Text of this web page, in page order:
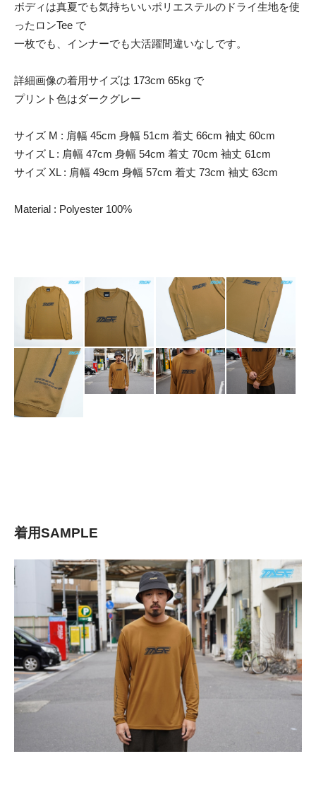
ボディは真夏でも気持ちいいポリエステルのドライ生地を使
ったロンTee で
一枚でも、インナーでも大活躍間違いなしです。
詳細画像の着用サイズは 173cm 65kg で
プリント色はダークグレー
サイズ M : 肩幅 45cm 身幅 51cm 着丈 66cm 袖丈 60cm
サイズ L : 肩幅 47cm 身幅 54cm 着丈 70cm 袖丈 61cm
サイズ XL : 肩幅 49cm 身幅 57cm 着丈 73cm 袖丈 63cm
Material : Polyester 100%
着用SAMPLE